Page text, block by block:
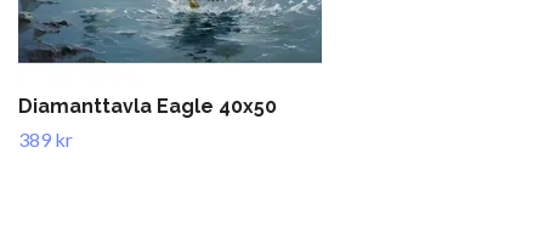
Diamanttavla Eagle 40x50
389 kr